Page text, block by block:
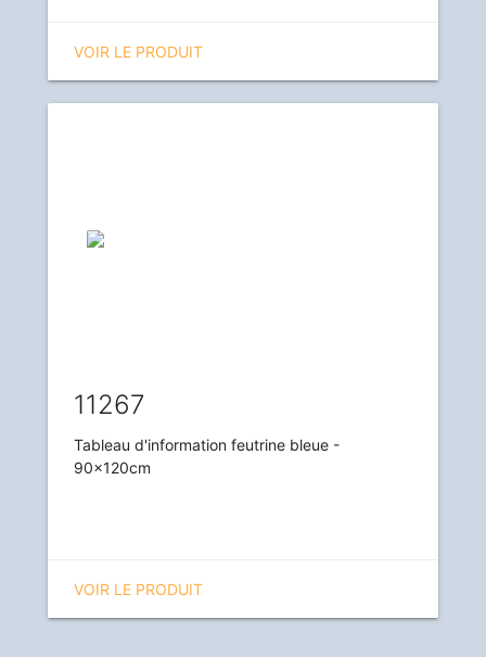
VOIR LE PRODUIT
11267
Tableau d'information feutrine bleue -
90x120cm
VOIR LE PRODUIT